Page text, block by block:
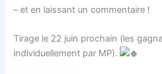
– et en laissant un commentaire !
Tirage le 22 juin prochain (les
individuellement par MP).